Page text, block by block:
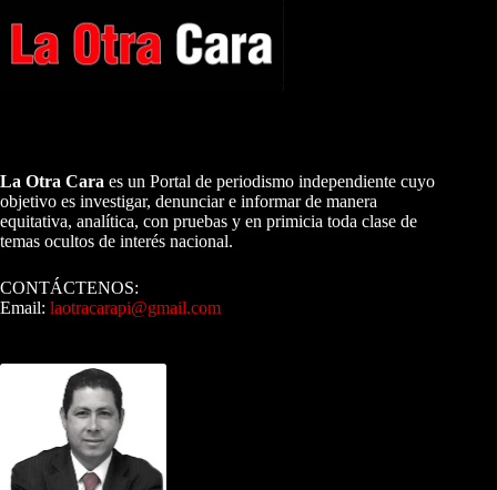
La Otra Cara es un Portal de periodismo independiente cuyo
objetivo es investigar, denunciar e informar de manera
equitativa, analítica, con pruebas y en primicia toda clase de
temas ocultos de interés nacional.
CONTÁCTENOS:
Email: laotracarapi@gmail.com